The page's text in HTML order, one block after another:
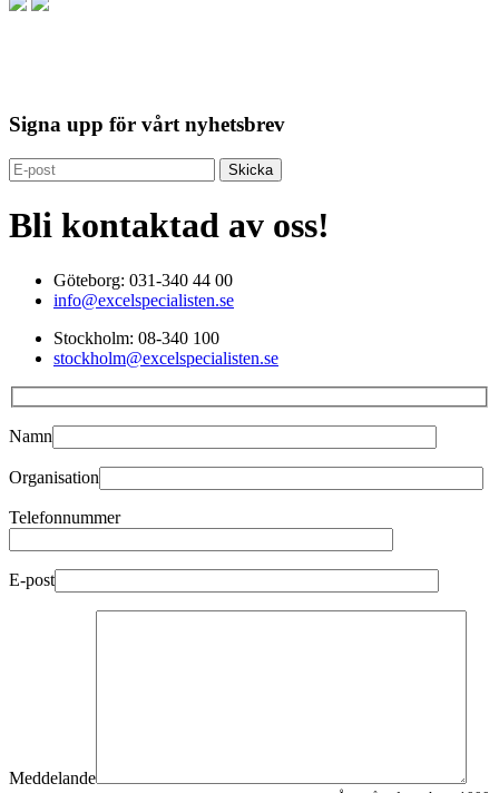
Signa upp för vårt nyhetsbrev
Bli kontaktad av oss!
Göteborg: 031-340 44 00
info@excelspecialisten.se
Stockholm: 08-340 100
stockholm@excelspecialisten.se
Namn
Organisation
Telefonnummer
E-post
Meddelande